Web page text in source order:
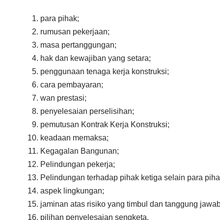
para pihak;
rumusan pekerjaan;
masa pertanggungan;
hak dan kewajiban yang setara;
penggunaan tenaga kerja konstruksi;
cara pembayaran;
wan prestasi;
penyelesaian perselisihan;
pemutusan Kontrak Kerja Konstruksi;
keadaan memaksa;
Kegagalan Bangunan;
Pelindungan pekerja;
Pelindungan terhadap pihak ketiga selain para
aspek lingkungan;
jaminan atas risiko yang timbul dan tanggung
pilihan penyelesaian sengketa.